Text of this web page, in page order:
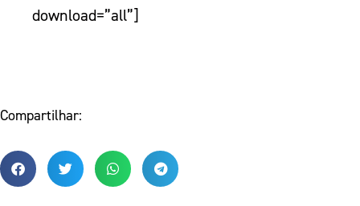
download=”all”]
Compartilhar: